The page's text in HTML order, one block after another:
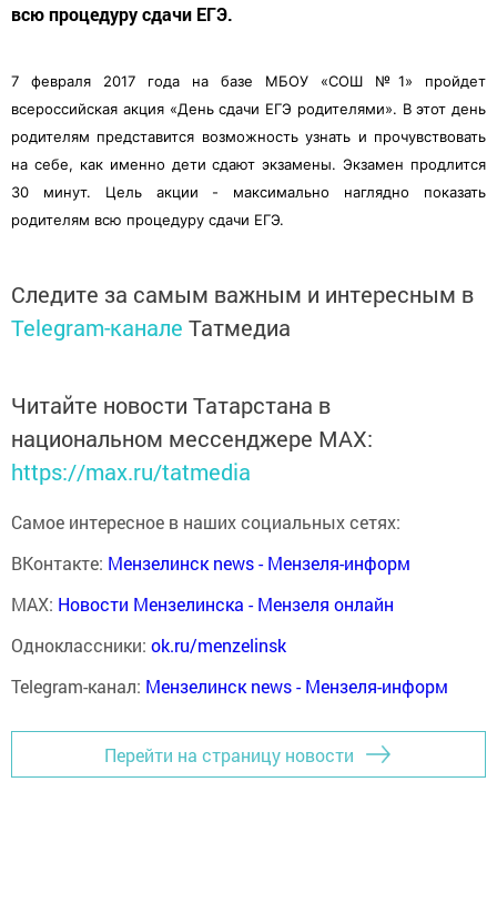
всю процедуру сдачи ЕГЭ.
7 февраля 2017 года на базе МБОУ «СОШ №1» пройдет
всероссийская акция «День сдачи ЕГЭ родителями». В этот день
родителям представится возможность узнать и прочувствовать
на себе, как именно дети сдают экзамены. Экзамен продлится
30 минут. Цель акции - максимально наглядно показать
родителям всю процедуру сдачи ЕГЭ.
Следите за самым важным и интересным в
Telegram-канале Татмедиа
Читайте новости Татарстана в
национальном мессенджере MАХ:
https://max.ru/tatmedia
Самое интересное в наших социальных сетях:
ВКонтакте: Мензелинск news - Мензеля-информ
MAX: Новости Мензелинска - Мензеля онлайн
Одноклассники: ok.ru/menzelinsk
Telegram-канал: Мензелинск news - Мензеля-информ
Перейти на страницу новости